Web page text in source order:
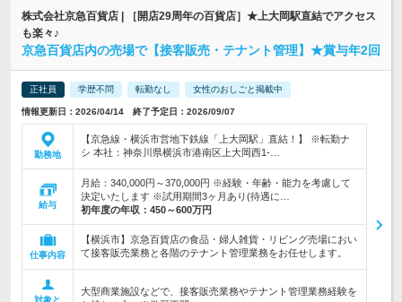
株式会社京急百貨店 | ［開店29周年の百貨店］★上大岡駅直結でアクセス
も楽々♪
京急百貨店内の売場で【接客販売・テナント管理】★賞与年2回
正社員 学歴不問 転勤なし 女性のおしごと掲載中
情報更新日：2026/04/14 終了予定日：2026/09/07
勤務地
【京急線・横浜市営地下鉄線「上大岡駅」直結！】 ※転勤ナ
シ 本社：神奈川県横浜市港南区上大岡西1-…
給与
月給：340,000円～370,000円 ※経験・年齢・能力を考慮して
決定いたします ※試用期間3ヶ月あり(待遇に…
初年度の年収： 450～600万円
仕事内容
【横浜市】京急百貨店の食品・婦人雑貨・リビング売場におい
て接客販売業務と各階のテナント管理業務をお任せします。
対象と
大型商業施設などで、接客販売業務やテナント管理業務経験を